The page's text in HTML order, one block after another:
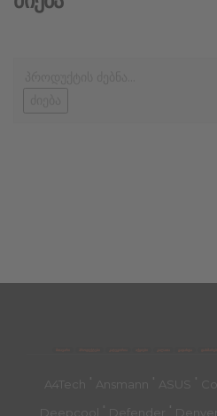
მთავარი კალათა
A4Tech ' Ansmann ' ASUS '
Deepcool Defender Denver